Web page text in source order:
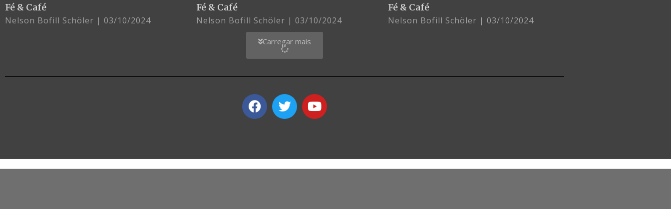
Fé & Café
Nelson Bofill Schöler 03/10/2024
Fé & Café
Nelson Bofill Schöler 03/10/2024
Fé & Café
Nelson Bofill Schöler 03/10/2024
Carregar mais